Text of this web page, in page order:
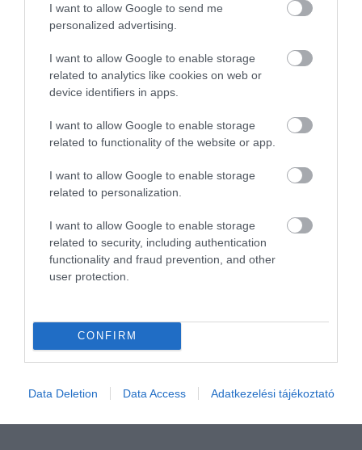
I want to allow Google to send me
personalized advertising.
I want to allow Google to enable storage
related to analytics like cookies on web or
device identifiers in apps.
I want to allow Google to enable storage
related to functionality of the website or app.
I want to allow Google to enable storage
related to personalization.
I want to allow Google to enable storage
related to security, including authentication
functionality and fraud prevention, and other
user protection.
CONFIRM
Data Deletion Data Access Adatkezelési tájékoztató
5.0
Összesen 2
5
3 0
2 0